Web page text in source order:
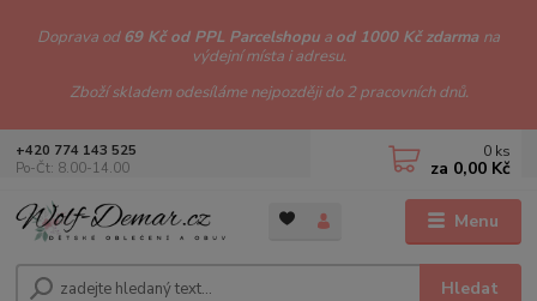
Doprava od69 Kč od PPL Parcelshopu a od 1000 Kč zdarma na
výdejní místa i adresu.
Zboží skladem odesíláme nejpozději do 2 pracovních dnů.
Menu
Hledat
+420 774 143 525
Po-Čt: 8.00-14.00
0 ks
za 0,00 Kč